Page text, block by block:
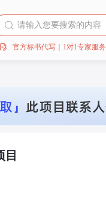
官方标书代写｜1对1专家服务
目